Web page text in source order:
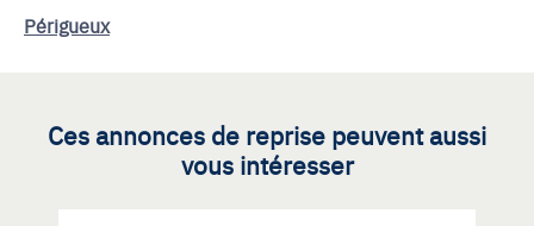
Périgueux
Ces annonces de reprise peuvent aussi
vous intéresser